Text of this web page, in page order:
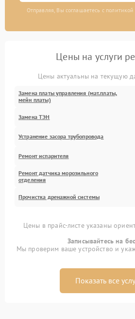
Отправляя, Вы соглашаетесь с
Цены на услуги
Цены актуальны на текущую
Замена платы управления (мат.платы,
мейн платы)
Замена ТЭН
Устранение засора трубопровода
Ремонт испарителя
Ремонт датчика морозильного
отделения
Прочистка дренажной системы
Цены в прайс-листе указаны
Записывайтесь на
Мы проверим ваше устройство и
Показать все